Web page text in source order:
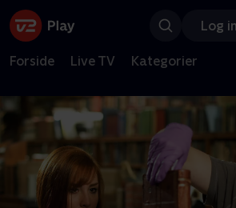
Log
Forside Live TV Kategorier